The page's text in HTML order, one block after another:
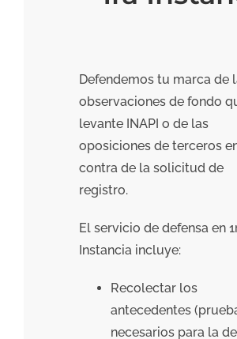
Defendemos tu marca de
observaciones de fondo
levante INAPI o de las
oposiciones de terceros
contra de la solicitud de
registro.
El servicio de defensa en
Instancia incluye:
Recolectar los
antecedentes
necesarios para la